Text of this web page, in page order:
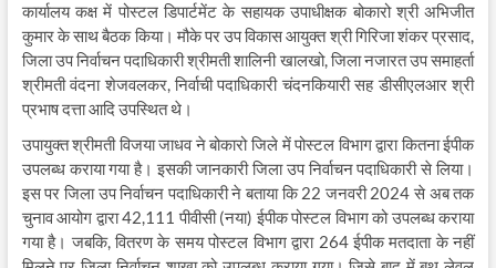
कार्यालय कक्ष में पोस्टल डिपार्टमेंट के सहायक उपाधीक्षक बोकारो श्री अभिजीत
कुमार के साथ बैठक किया। मौके पर उप विकास आयुक्त श्री गिरिजा शंकर प्रसाद,
जिला उप निर्वाचन पदाधिकारी श्रीमती शालिनी खालखो, जिला नजारत उप समाहर्ता
श्रीमती वंदना शेजवलकर, निर्वाची पदाधिकारी चंदनकियारी सह डीसीएलआर श्री
प्रभाष दत्ता आदि उपस्थित थे।
उपायुक्त श्रीमती विजया जाधव ने बोकारो जिले में पोस्टल विभाग द्वारा कितना ईपीक
उपलब्ध कराया गया है। इसकी जानकारी जिला उप निर्वाचन पदाधिकारी से लिया।
इस पर जिला उप निर्वाचन पदाधिकारी ने बताया कि 22 जनवरी 2024 से अब तक
चुनाव आयोग द्वारा 42,111 पीवीसी (नया) ईपीक पोस्टल विभाग को उपलब्ध कराया
गया है। जबकि, वितरण के समय पोस्टल विभाग द्वारा 264 ईपीक मतदाता के नहीं